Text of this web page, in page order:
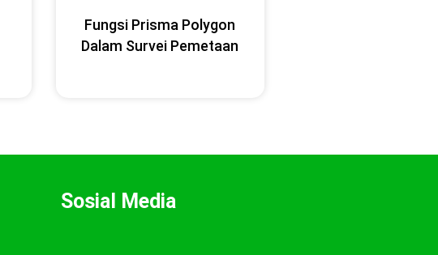
Fungsi Prisma Polygon
Dalam Survei Pemetaan
Sosial Media